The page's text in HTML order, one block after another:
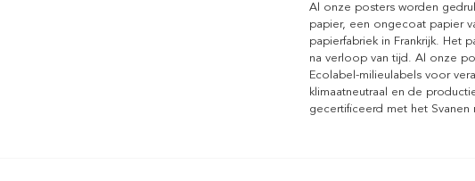
Al onze posters worden
papier, een ongecoat papier
papierfabriek in Frankrijk. Het
na verloop van tijd. Al onze
Ecolabel-milieulabels voor
klimaatneutraal en de
gecertificeerd met het Svanen